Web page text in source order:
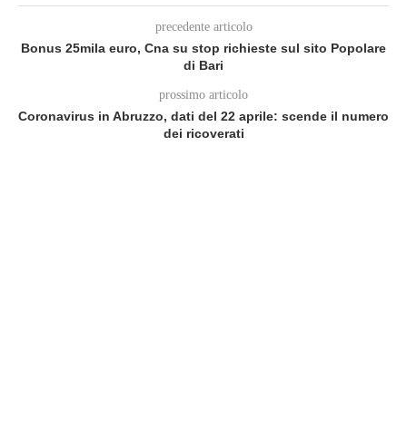
precedente articolo
Bonus 25mila euro, Cna su stop richieste sul sito Popolare
di Bari
prossimo articolo
Coronavirus in Abruzzo, dati del 22 aprile: scende il numero
dei ricoverati